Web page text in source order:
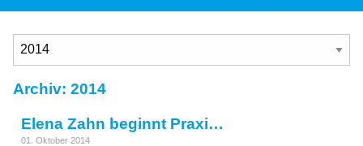
Archiv: 2014
Elena Zahn beginnt Praxissemester bei SBS
01. Oktober 2014